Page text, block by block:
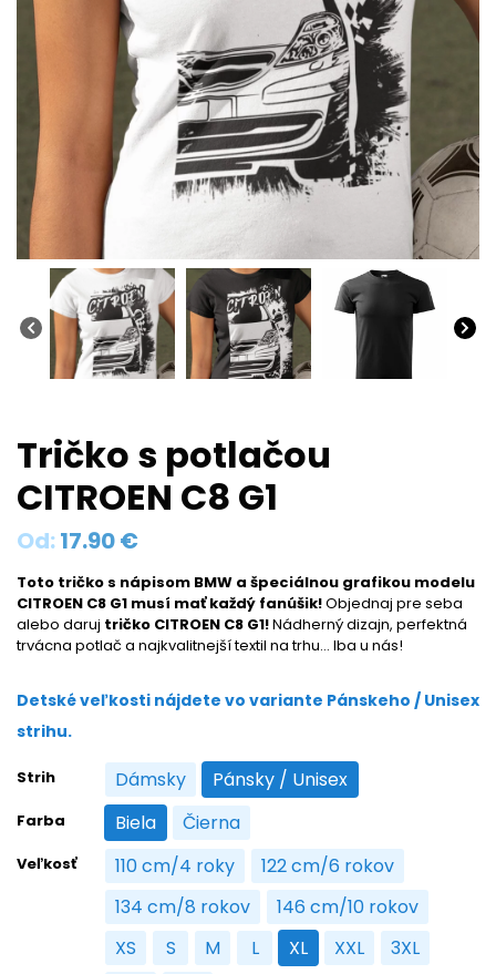
Tričko s potlačou
CITROEN C8 G1
Od:17.90€
Toto tričko s nápisom BMW a špeciálnou grafikou modelu
CITROEN C8 G1 musí mať každý fanúšik!Objednaj pre seba
alebo daruj tričko CITROEN C8 G1!Nádherný dizajn, perfektná
trvácna potlač a najkvalitnejší textil na trhu… Iba u nás!
Detské veľkosti nájdete vo variante Pánskeho / Unisex
strihu.
Strih Dámsky
Dámsky Pánsky / Unisex
Pánsky / Unisex
Farba Biela
Biela Čierna
Čierna
Veľkosť 110 cm/4 roky
110 cm/4 roky122 cm/6 rokov
122 cm/6 rokov
134 cm/8 rokov
134 cm/8 rokov146 cm/10 rokov
146 cm/10 rokov
XS
XS S
S M
M LL XL
XL XXL
XXL 3XL
3XL